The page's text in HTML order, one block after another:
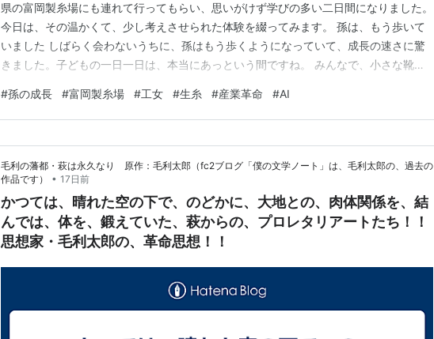
県の富岡製糸場にも連れて行ってもらい、思いがけず学びの多い二日間になりました。
今日は、その温かくて、少し考えさせられた体験を綴ってみます。 孫は、もう歩いて
いました しばらく会わないうちに、孫はもう歩くようになっていて、成長の速さに驚
きました。子どもの一日一日は、本当にあっという間ですね。 みんなで、小さな靴を
元気いっぱい。その姿を見ているだけで、こちらまで力をもらえるようでした。会いに
来てよかったなあと、しみじみ思いました。 ４月に会った…
#孫の成長 #富岡製糸場 #工女 #生糸 #産業革命 #AI
毛利の藩都・萩は永久なり 原作：毛利太郎（fc2ブログ「僕の文学ノート」は、毛利太郎の、過去の
作品です）
• 17日前
かつては、晴れた空の下で、のどかに、大地との、肉体関係を、結
んでは、体を、鍛えていた、萩からの、プロレタリアートたち！！
思想家・毛利太郎の、革命思想！！